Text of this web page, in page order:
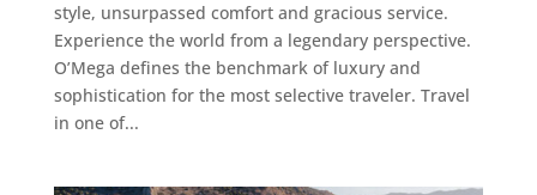
style, unsurpassed comfort and gracious service.
Experience the world from a legendary perspective.
O’Mega defines the benchmark of luxury and
sophistication for the most selective traveler. Travel
in one of...